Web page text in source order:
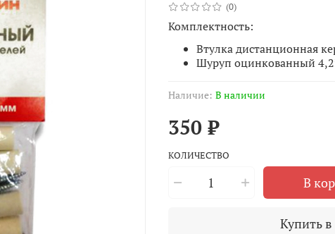
(0)
Наличие: В наличии
350 ₽
КОЛИЧЕСТВО
В
Купить
Комплектность:
Втулка дистанционная
Шуруп оцинкованный